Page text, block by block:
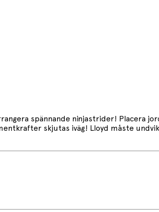
spännande ninjastrider! Placera
skjutas iväg! Lloyd måste